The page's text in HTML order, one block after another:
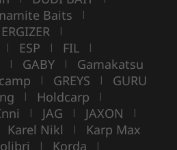
Baits |
|
| ESP | FIL |
| GABY | Gamakatsu
| GREYS | GURU
| Holdcarp |
| JAG | JAXON |
Karel Nikl | Karp Max
| Korda |